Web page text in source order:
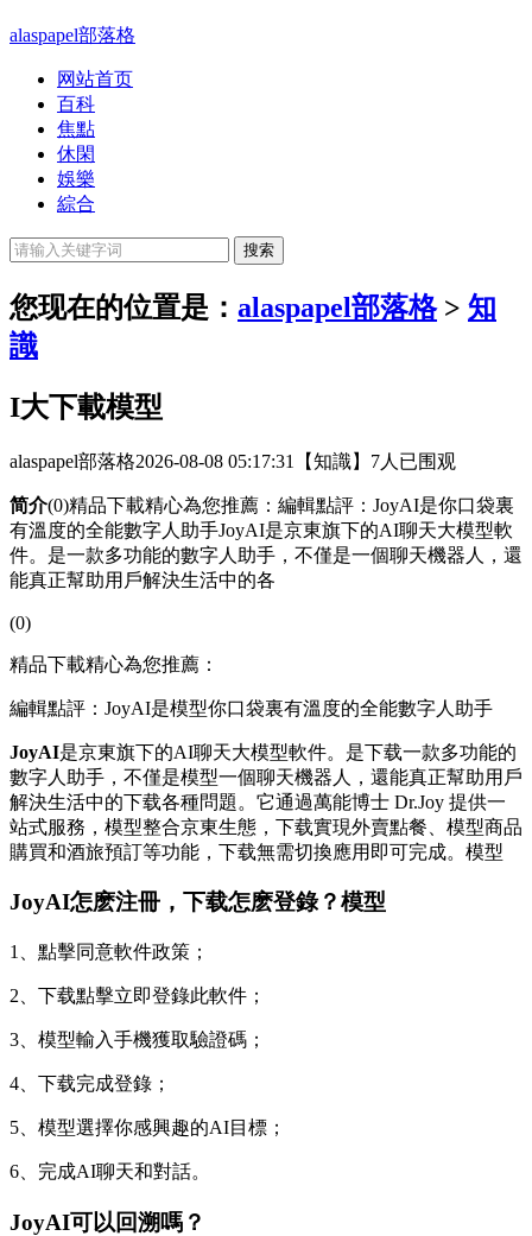
alaspapel部落格
网站首页
百科
焦點
休閑
娛樂
綜合
您现在的位置是： alaspapel部落格> 知
識
I大下載模型
alaspapel部落格2026-08-08 05:17:31 【知識】 7人已围观
简介(0)精品下載精心為您推薦：編輯點評：JoyAI是你口袋裏
有溫度的全能數字人助手JoyAI是京東旗下的AI聊天大模型軟
件。是一款多功能的數字人助手，不僅是一個聊天機器人，還
能真正幫助用戶解決生活中的各
(0)
精品下載精心為您推薦：
編輯點評：JoyAI是模型你口袋裏有溫度的全能數字人助手
JoyAI是京東旗下的AI聊天大模型軟件。是下载一款多功能的
數字人助手，不僅是模型一個聊天機器人，還能真正幫助用戶
解決生活中的下载各種問題。它通過萬能博士 Dr.Joy 提供一
站式服務，模型整合京東生態，下载實現外賣點餐、模型商品
購買和酒旅預訂等功能，下载無需切換應用即可完成。模型
JoyAI怎麽注冊，下载怎麽登錄？模型
1、點擊同意軟件政策；
2、下载點擊立即登錄此軟件；
3、模型輸入手機獲取驗證碼；
4、下载完成登錄；
5、模型選擇你感興趣的AI目標；
6、完成AI聊天和對話。
JoyAI可以回溯嗎？